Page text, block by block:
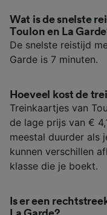
Wat is de snelste
Toulon en La
De snelste reistijd
Garde is 7 minuten.
Hoeveel kost de
Treinkaartjes van
de lage prijs van €
meestal duurder als
kunnen verschillen
klasse die je boekt.
Is er een